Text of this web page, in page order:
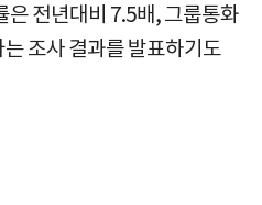
은 전년대비 7.5배, 그룹통화
조사 결과를 발표하기도